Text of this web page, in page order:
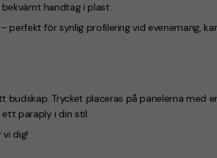
handtag i plast.
för synlig profilering vid evenemang,
Trycket placeras på panelerna med
paraply i din stil.
dig!